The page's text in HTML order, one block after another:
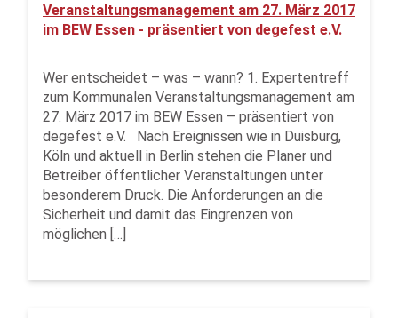
Veranstaltungsmanagement am 27. März 2017
im BEW Essen - präsentiert von degefest e.V.
Wer entscheidet – was – wann? 1. Expertentreff
zum Kommunalen Veranstaltungsmanagement am
27. März 2017 im BEW Essen – präsentiert von
degefest e.V. Nach Ereignissen wie in Duisburg,
Köln und aktuell in Berlin stehen die Planer und
Betreiber öffentlicher Veranstaltungen unter
besonderem Druck. Die Anforderungen an die
Sicherheit und damit das Eingrenzen von
möglichen […]